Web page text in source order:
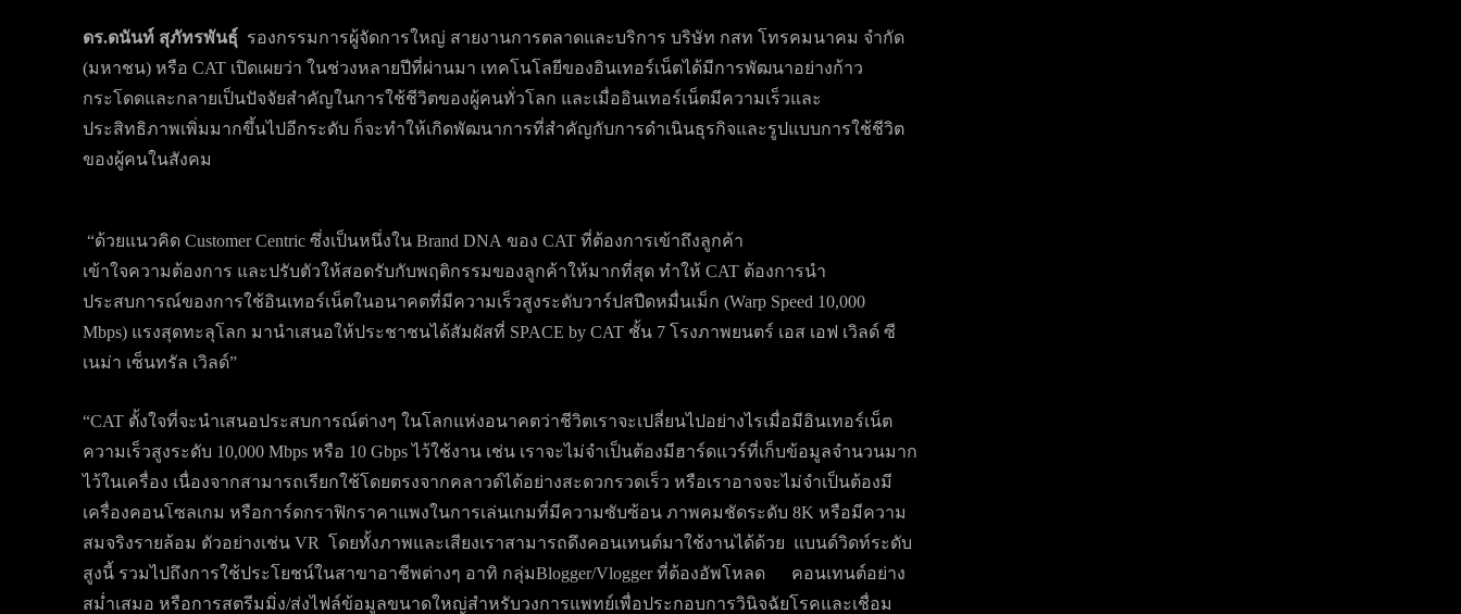
ดร.ดนันท์ สุภัทรพันธุ์ รองกรรมการผู้จัดการใหญ่ สายงานการตลาดและบริการ บริษัท กสท โทรคมนาคม จำกัด
(มหาชน) หรือ CAT เปิดเผยว่า ในช่วงหลายปีที่ผ่านมา เทคโนโลยีของอินเทอร์เน็ตได้มีการพัฒนาอย่างก้าว
กระโดดและกลายเป็นปัจจัยสำคัญในการใช้ชีวิตของผู้คนทั่วโลก และเมื่ออินเทอร์เน็ตมีความเร็วและ
ประสิทธิภาพเพิ่มมากขึ้นไปอีกระดับ ก็จะทำให้เกิดพัฒนาการที่สำคัญกับการดำเนินธุรกิจและรูปแบบการใช้ชีวิต
ของผู้คนในสังคม
“ด้วยแนวคิด Customer Centric ซึ่งเป็นหนึ่งใน Brand DNA ของ CAT ที่ต้องการเข้าถึงลูกค้า
เข้าใจความต้องการ และปรับตัวให้สอดรับกับพฤติกรรมของลูกค้าให้มากที่สุด ทำให้ CAT ต้องการนำ
ประสบการณ์ของการใช้อินเทอร์เน็ตในอนาคตที่มีความเร็วสูงระดับวาร์ปสปีดหมื่นเม็ก (Warp Speed 10,000
Mbps) แรงสุดทะลุโลก มานำเสนอให้ประชาชนได้สัมผัสที่ SPACE by CAT ชั้น 7 โรงภาพยนตร์ เอส เอฟ เวิลด์ ซี
เนม่า เซ็นทรัล เวิลด์”
“CAT ตั้งใจที่จะนำเสนอประสบการณ์ต่างๆ ในโลกแห่งอนาคตว่าชีวิตเราจะเปลี่ยนไปอย่างไรเมื่อมีอินเทอร์เน็ต
ความเร็วสูงระดับ 10,000 Mbps หรือ 10 Gbps ไว้ใช้งาน เช่น เราจะไม่จำเป็นต้องมีฮาร์ดแวร์ที่เก็บข้อมูลจำนวนมาก
ไว้ในเครื่อง เนื่องจากสามารถเรียกใช้โดยตรงจากคลาวด์ได้อย่างสะดวกรวดเร็ว หรือเราอาจจะไม่จำเป็นต้องมี
เครื่องคอนโซลเกม หรือการ์ดกราฟิกราคาแพงในการเล่นเกมที่มีความซับซ้อน ภาพคมชัดระดับ 8K หรือมีความ
สมจริงรายล้อม ตัวอย่างเช่น VR โดยทั้งภาพและเสียงเราสามารถดึงคอนเทนต์มาใช้งานได้ด้วย แบนด์วิดท์ระดับ
สูงนี้ รวมไปถึงการใช้ประโยชน์ในสาขาอาชีพต่างๆ อาทิ กลุ่มBlogger/Vlogger ที่ต้องอัพโหลด คอนเทนต์อย่าง
สม่ำเสมอ หรือการสตรีมมิ่ง/ส่งไฟล์ข้อมูลขนาดใหญ่สำหรับวงการแพทย์เพื่อประกอบการวินิจฉัยโรคและเชื่อม